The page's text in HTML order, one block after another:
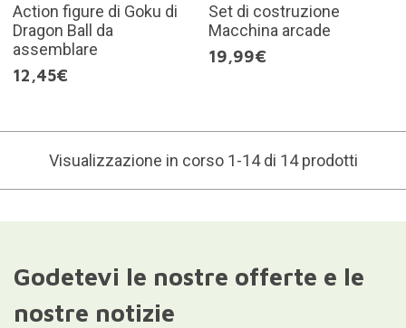
Action figure di Goku di
Dragon Ball da
assemblare
12,45€
Set di costruzione
Macchina arcade
19,99€
Visualizzazione in corso 1-14 di 14 prodotti
Godetevi le nostre offerte e le
nostre notizie